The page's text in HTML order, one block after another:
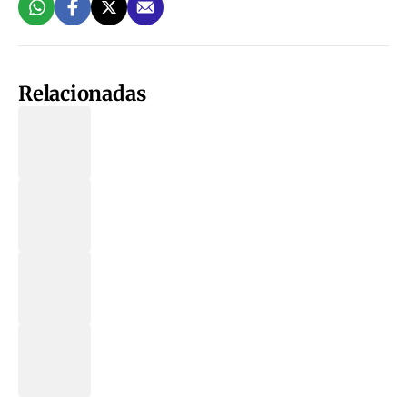
Relacionadas